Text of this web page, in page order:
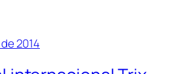
2014